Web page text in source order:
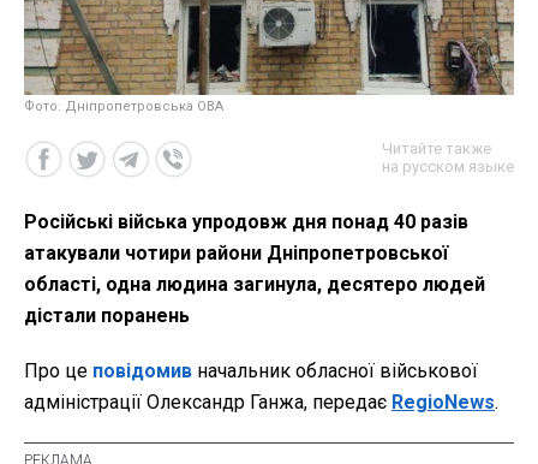
Фото: Дніпропетровська ОВА
Читайте также
на русском языке
Російські війська упродовж дня понад 40 разів
атакували чотири райони Дніпропетровської
області, одна людина загинула, десятеро людей
дістали поранень
Про це повідомив начальник обласної військової
адміністрації Олександр Ганжа, передає RegioNews.